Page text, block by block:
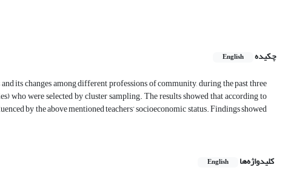
چکیده
English
its changes among different professions of community, during the past three
who were selected by cluster sampling. The results showed that according to
by the above mentioned teachers’ socioeconomic status. Findings showed
کلیدواژه‌ها English